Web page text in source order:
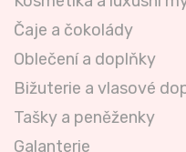
Čaje a čokolády
Oblečení a doplňky
Bižuterie a vlasové
Tašky a peněženky
Galanterie